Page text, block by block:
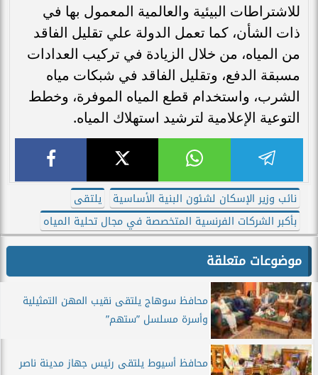
للاشتراطات البيئية والعالمية المعمول بها في
ذات الشأن، كما تعمل الدولة علي تقليل الفاقد
من المياه، من خلال الزيادة في تركيب العدادات
مسبقة الدفع، وتقليل الفاقد في شبكات مياه
الشرب، واستخدام قطع المياه الموفرة، وخطط
التوعية الإعلامية لترشيد استهلاك المياه.
نائب وزير الإسكان لشئون البنية الأساسية
يلتقى
بأكبر الشركات الفرنسية المتخصصة في مجال تحلية المياه
موضوعات متعلقة
محافظ سوهاج يلتقى نقيب المهن التمثيلية
وأسرة مسلسل ”ستهم”
محافظ أسيوط يلتقى رئيس جهاز مدينة ناصر